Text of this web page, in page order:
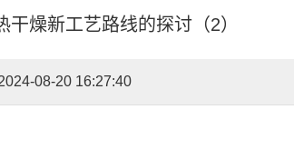
燥新工艺路线的探讨（2）
08-20 16:27:40